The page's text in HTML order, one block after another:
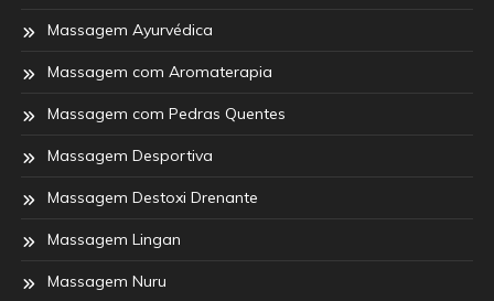
Massagem Ayurvédica
Massagem com Aromaterapia
Massagem com Pedras Quentes
Massagem Desportiva
Massagem Destoxi Drenante
Massagem Lingan
Massagem Nuru